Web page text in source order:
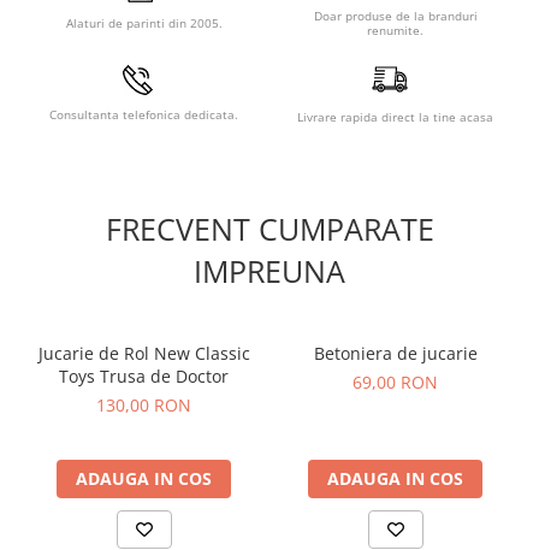
Masinuta Die Cast 7.5 Cm, Scara 1:60, BMW Rosu reprezinta
stimuland imaginatia si abilitatile motorii. Aceasta jucarie de
colectie este un must-have pentru orice fan BMW in
miniatura.
Alaturi de parinti din 2005.
Doar produse de la branduri
renumite.
Consultanta telefonica dedicata. Livrare rapida direct la tine acasa
FRECVENT CUMPARATE
IMPREUNA
Jucarie de Rol New Classic
Toys Trusa de Doctor
130,00 RON
ADAUGA IN COS
Betoniera de jucarie
69,00 RON
ADAUGA IN COS